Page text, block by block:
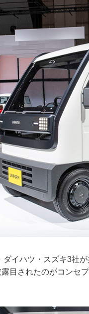
イハツ・スズキ3社
目されたのがコンセ